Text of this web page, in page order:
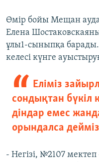
Өмір бойы Мещан
Елена
ұлы1-сыныпқа
келесі күнге
Еліміз
сондықтан бүкіл
діндар емес
орындалса
- Негізі, №2107